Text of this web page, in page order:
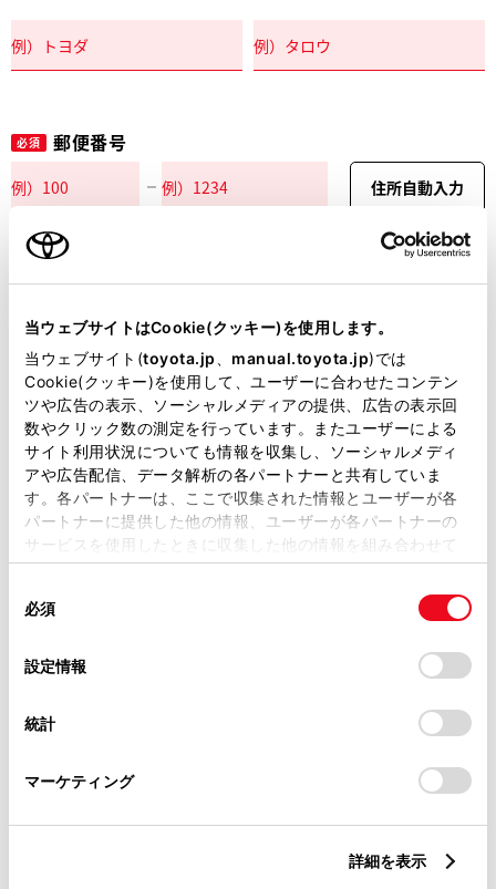
当ウェブサイトはCookie(クッキー)を使用します。
当ウェブサイト(toyota.jp manual.toyota.jp)では
Cookie(クッキー)を使用して、ユーザーに合わせたコンテン
ツや広告の表示、ソーシャルメディアの提供、広告の表示回
数やクリック数の測定を行っています。またユーザーによる
サイト利用状況についても情報を収集し、ソーシャルメディ
アや広告配信、データ解析の各パートナーと共有していま
す。各パートナーは、ここで収集された情報とユーザーが各
パートナーに提供した他の情報、ユーザーが各パートナーの
サービスを使用したときに収集した他の情報を組み合わせて
使用することがあります。当ウェブサイトの使用を続行する
デバイスにすべてのCookie(クッキー)が保存されることに同
意したことになります。Cookie(クッキー)のオプトアウト、
設定の変更、同意を撤回したりするにあたっては、当社の
「Cookie（クッキー）情報の取り扱いについて
」をご覧くだ
必須
設定情報
統計
マーケティング
詳細を表示
必須 郵便番号
住所自動入力
必須 都道府県
必須 市区町村名
必須 丁目番地
任意 建物名